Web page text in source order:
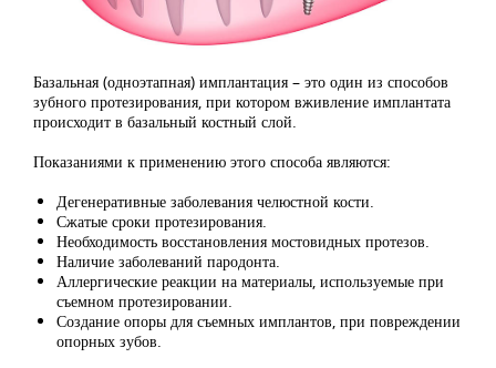
Базальная (одноэтапная) имплантация – это один из способов
зубного протезирования, при котором вживление имплантата
происходит в базальный костный слой.
Показаниями к применению этого способа являются:
Дегенеративные заболевания челюстной кости.
Сжатые сроки протезирования.
Необходимость восстановления мостовидных протезов.
Наличие заболеваний пародонта.
Аллергические реакции на материалы, используемые при
съемном протезировании.
Создание опоры для съемных имплантов, при повреждении
опорных зубов.